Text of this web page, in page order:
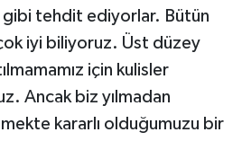
gibi tehdit ediyorlar. Bütün
çok iyi biliyoruz. Üst düzey
için kulisler
Ancak biz yılmadan
kararlı olduğumuzu bir